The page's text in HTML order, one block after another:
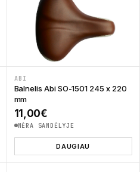
ABI
Balnelis Abi SO-1501 245 x 220
mm
11,00€
NĖRA SANDĖLYJE
DAUGIAU